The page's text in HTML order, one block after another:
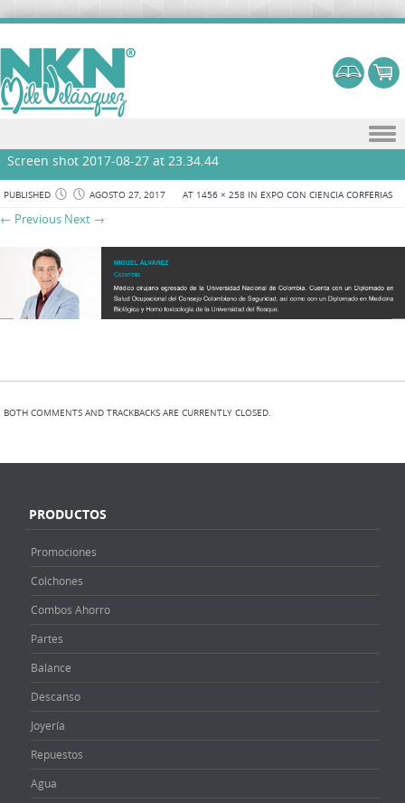
Skip to content
Screen shot 2017-08-27 at 23.34.44
PUBLISHED AGOSTO 27, 2017 AT 1456 × 258 IN EXPO CON CIENCIA CORFERIAS
← Previous Next →
BOTH COMMENTS AND TRACKBACKS ARE CURRENTLY CLOSED.
PRODUCTOS
Promociones
Colchones
Combos Ahorro
Partes
Balance
Descanso
Joyería
Repuestos
Agua